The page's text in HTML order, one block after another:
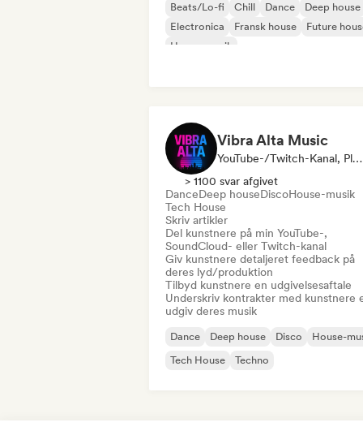
Beats/Lo-fi Chill Dance
Deep house
Electronica
Fransk house
Future
House-musik
Vibra Alta Music
YouTube-/Twitch-Kanal, Pladeselskab, Medie/journalist, Udgiver, Lydekspert
> 1100 svar afgivet
DanceDeep houseDiscoHouse-musik
Tech House
Skriv artikler
Del kunstnere på min YouTube-,
SoundCloud- eller Twitch-kanal
Giv kunstnere detaljeret feedback på
deres lyd/produktion
Tilbyd kunstnere en udgivelsesaftale
Underskriv kontrakter med kunstnere
udgiv deres musik
Dance Deep house Disco
House-
Tech House
Techno